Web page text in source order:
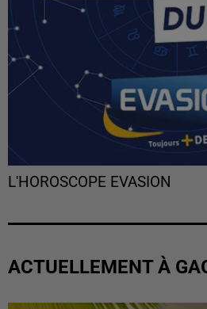
L'HOROSCOPE EVASION
ACTUELLEMENT À